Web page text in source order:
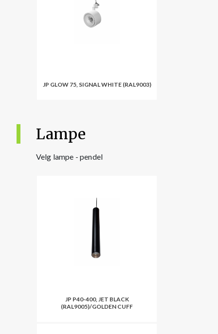
JP GLOW 75, SIGNAL WHITE (RAL9003)
Lampe
Velg lampe - pendel
JP P40-400, JET BLACK
(RAL9005)/GOLDEN CUFF